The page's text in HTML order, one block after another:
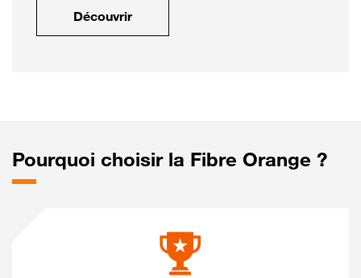
Découvrir
Pourquoi choisir la Fibre Orange ?